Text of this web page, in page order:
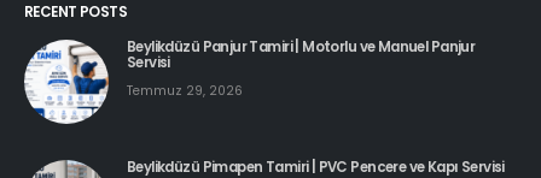
RECENT POSTS
Beylikdüzü Panjur Tamiri | Motorlu ve Manuel Panjur
Servisi
Temmuz 29, 2026
Beylikdüzü Pimapen Tamiri | PVC Pencere ve Kapı Servisi